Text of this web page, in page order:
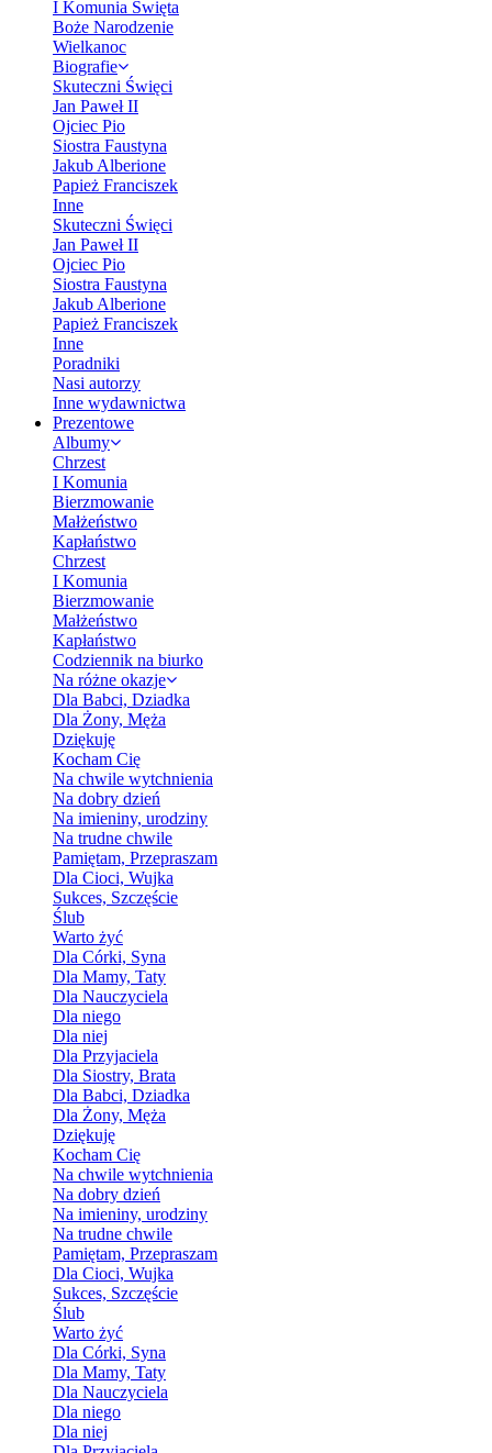
I Komunia Święta
Boże Narodzenie
Wielkanoc
Biografie
Skuteczni Święci
Jan Paweł II
Ojciec Pio
Siostra Faustyna
Jakub Alberione
Papież Franciszek
Inne
Skuteczni Święci
Jan Paweł II
Ojciec Pio
Siostra Faustyna
Jakub Alberione
Papież Franciszek
Inne
Poradniki
Nasi autorzy
Inne wydawnictwa
Prezentowe
Albumy
Chrzest
I Komunia
Bierzmowanie
Małżeństwo
Kapłaństwo
Chrzest
I Komunia
Bierzmowanie
Małżeństwo
Kapłaństwo
Codziennik na biurko
Na różne okazje
Dla Babci, Dziadka
Dla Żony, Męża
Dziękuję
Kocham Cię
Na chwile wytchnienia
Na dobry dzień
Na imieniny, urodziny
Na trudne chwile
Pamiętam, Przepraszam
Dla Cioci, Wujka
Sukces, Szczęście
Ślub
Warto żyć
Dla Córki, Syna
Dla Mamy, Taty
Dla Nauczyciela
Dla niego
Dla niej
Dla Przyjaciela
Dla Siostry, Brata
Dla Babci, Dziadka
Dla Żony, Męża
Dziękuję
Kocham Cię
Na chwile wytchnienia
Na dobry dzień
Na imieniny, urodziny
Na trudne chwile
Pamiętam, Przepraszam
Dla Cioci, Wujka
Sukces, Szczęście
Ślub
Warto żyć
Dla Córki, Syna
Dla Mamy, Taty
Dla Nauczyciela
Dla niego
Dla niej